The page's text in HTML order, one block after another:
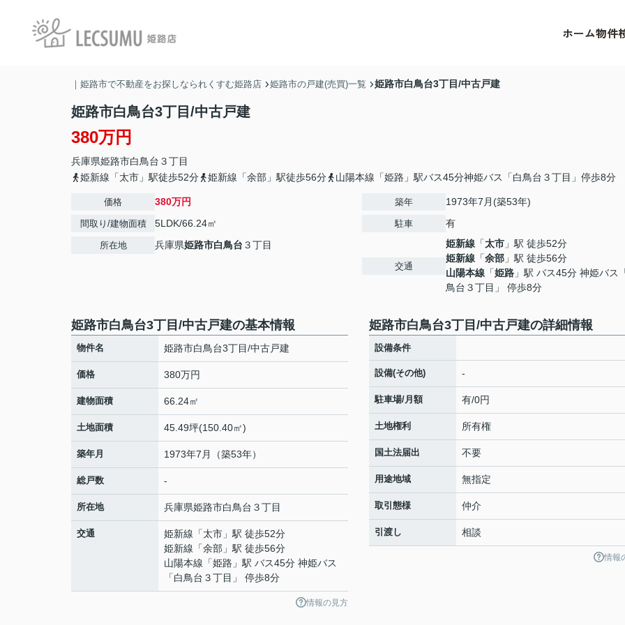
ホーム物件
｜姫路市で不動産をお探しなられくすむ姫路店 姫路市の戸建(売買)一覧 姫路市白鳥台3丁目/中古戸建
姫路市白鳥台3丁目/中古戸建
380万円
兵庫県姫路市白鳥台 ３丁目
姫新線「太市」駅徒歩52分
姫新線「余部」駅徒歩56分 山陽本線「姫路」駅バス45分神姫バス「白鳥台３丁目」停歩8分
価格 380万円
間取り/建物面積 5LDK/66.24㎡
所在地 兵庫県姫路市白鳥台 ３丁目
築年 1973年7月(築53年)
駐車 有
交通
姫新線 「太市 」駅 徒歩52分
姫新線 「余部 」駅 徒歩56分
山陽本線 「姫路 」駅 バス45分 神姫バス
鳥台３丁目」 停歩8分
姫路市白鳥台3丁目/中古戸建の基本情報
物件名 姫路市白鳥台3丁目/中古戸建
価格 380万円
建物面積 66.24㎡
土地面積 45.49坪(150.40㎡)
築年月 1973年7月（築53年）
総戸数 -
所在地 兵庫県姫路市白鳥台 ３丁目
交通 姫新線 「太市 」駅 徒歩52分
姫新線 「余部 」駅 徒歩56分
山陽本線 「姫路 」駅 バス45分 神姫バス
「白鳥台３丁目」 停歩8分
情報の見方
姫路市白鳥台3丁目/中古戸建の詳細情報
設備条件
設備(その他) -
駐車場/月額 有/0円
土地権利 所有権
国土法届出 不要
用途地域 無指定
取引態様 仲介
引渡し 相談
情報